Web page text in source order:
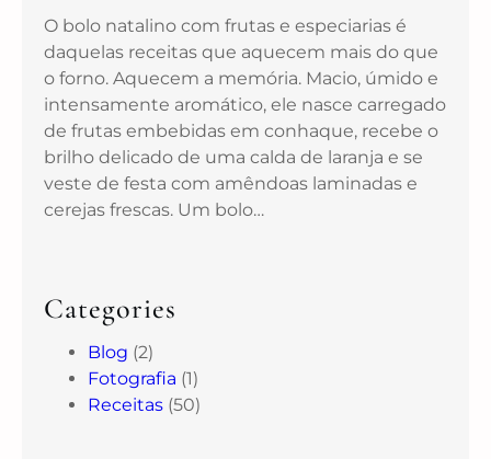
O bolo natalino com frutas e especiarias é
daquelas receitas que aquecem mais do que
o forno. Aquecem a memória. Macio, úmido e
intensamente aromático, ele nasce carregado
de frutas embebidas em conhaque, recebe o
brilho delicado de uma calda de laranja e se
veste de festa com amêndoas laminadas e
cerejas frescas. Um bolo…
Categories
Blog (2)
Fotografia (1)
Receitas (50)